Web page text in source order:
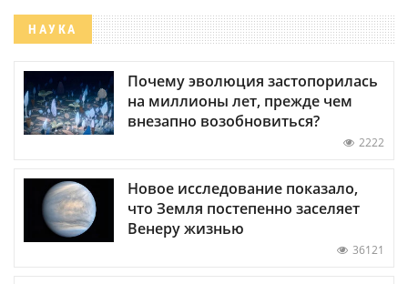
НАУКА
Почему эволюция застопорилась
на миллионы лет, прежде чем
внезапно возобновиться?
2222
Новое исследование показало,
что Земля постепенно заселяет
Венеру жизнью
36121